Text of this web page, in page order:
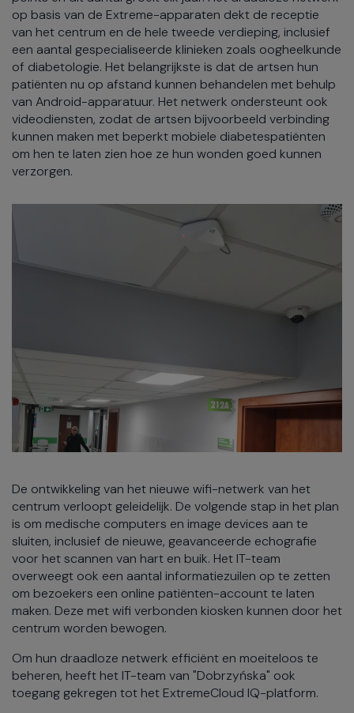
op basis van de Extreme-apparaten dekt de receptie
van het centrum en de hele tweede verdieping, inclusief
een aantal gespecialiseerde klinieken zoals oogheelkunde
of diabetologie. Het belangrijkste is dat de artsen hun
patiënten nu op afstand kunnen behandelen met behulp
van Android-apparatuur. Het netwerk ondersteunt ook
videodiensten, zodat de artsen bijvoorbeeld verbinding
kunnen maken met beperkt mobiele diabetespatiënten
om hen te laten zien hoe ze hun wonden goed kunnen
verzorgen.
De ontwikkeling van het nieuwe wifi-netwerk van het
centrum verloopt geleidelijk. De volgende stap in het plan
is om medische computers en image devices aan te
sluiten, inclusief de nieuwe, geavanceerde echografie
voor het scannen van hart en buik. Het IT-team
overweegt ook een aantal informatiezuilen op te zetten
om bezoekers een online patiënten-account te laten
maken. Deze met wifi verbonden kiosken kunnen door het
centrum worden bewogen.
Om hun draadloze netwerk efficiënt en moeiteloos te
beheren, heeft het IT-team van "Dobrzyńska" ook
toegang gekregen tot het ExtremeCloud IQ-platform.